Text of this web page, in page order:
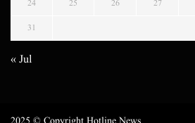
24 25 26 27
31
« Jul